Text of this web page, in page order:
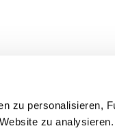
zu personalisieren,
zu